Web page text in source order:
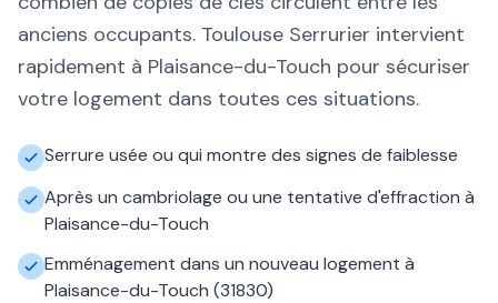
anciens occupants. Toulouse Serrurier intervient
rapidement à Plaisance-du-Touch pour sécuriser
votre logement dans toutes ces situations.
Serrure usée ou qui montre des signes de faiblesse
Après un cambriolage ou une tentative d'effraction à
Plaisance-du-Touch
Emménagement dans un nouveau logement à
Plaisance-du-Touch (31830)